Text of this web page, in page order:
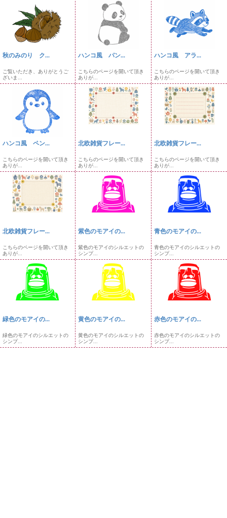
秋のみのり ク...
ご覧いただき、ありがとうご
ざいま...
ハンコ風 パン...
こちらのページを開いて頂き
ありが...
ハンコ風 アラ...
こちらのページを開いて頂き
ありが...
ハンコ風 ペン...
こちらのページを開いて頂き
ありが...
北欧雑貨フレー...
こちらのページを開いて頂き
ありが...
北欧雑貨フレー...
こちらのページを開いて頂き
ありが...
北欧雑貨フレー...
こちらのページを開いて頂き
ありが...
紫色のモアイの...
紫色のモアイのシルエットの
シンプ...
青色のモアイの...
青色のモアイのシルエットの
シンプ...
緑色のモアイの...
緑色のモアイのシルエットの
シンプ...
黄色のモアイの...
黄色のモアイのシルエットの
シンプ...
赤色のモアイの...
赤色のモアイのシルエットの
シンプ...